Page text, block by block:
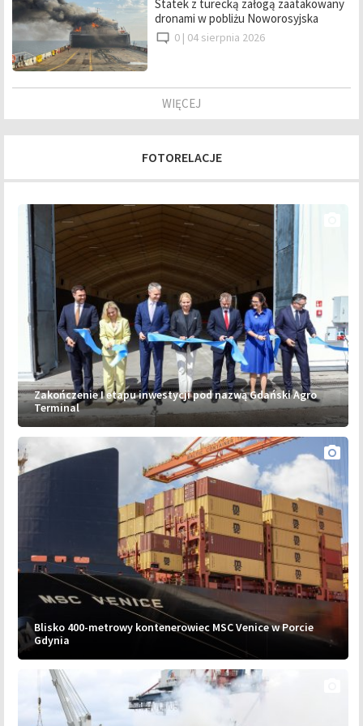
Statek z turecką załogą zaatakowany
dronami w pobliżu Noworosyjska
0 | 04 sierpnia 2026
WIĘCEJ
FOTORELACJE
Zakończenie I etapu inwestycji pod nazwą Gdański Agro
Terminal
photo_camera
Blisko 400-metrowy kontenerowiec MSC Venice w Porcie
Gdynia